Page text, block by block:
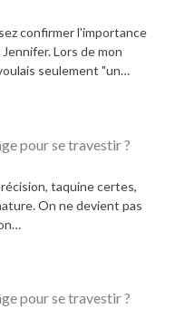
confirmer l'importance
Lors de mon
seulement "un…
pour se travestir ?
taquine certes,
On ne devient pas
pour se travestir ?